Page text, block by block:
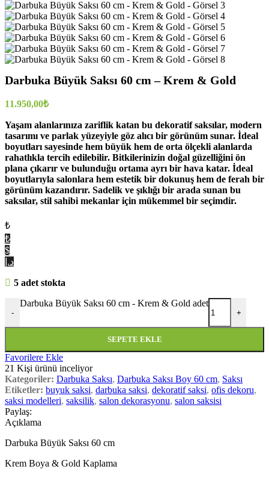
Darbuka Büyük Saksı 60 cm – Krem & Gold
11.950,00₺
Yaşam alanlarınıza zariflik katan bu dekoratif saksılar, modern
tasarımı ve parlak yüzeyiyle göz alıcı bir görünüm sunar. İdeal
boyutları sayesinde hem büyük hem de orta ölçekli alanlarda
rahatlıkla tercih edilebilir. Bitkilerinizin doğal güzelliğini ön
plana çıkarır ve bulunduğu ortama ayrı bir hava katar. İdeal
boyutlarıyla salonlara hem estetik bir dokunuş hem de ferah bir
görünüm kazandırır. Sadelik ve şıklığı bir arada sunan bu
saksılar, stil sahibi mekanlar için mükemmel bir seçimdir.
₺
₺
$
د.إ
5 adet stokta
-
Darbuka Büyük Saksı 60 cm - Krem & Gold adet
+
SEPETE EKLE
Favorilere Ekle
21 Kişi ürünü inceliyor
Kategoriler: Darbuka Saksı, Darbuka Saksı Boy 60 cm, Saksı
Etiketler: buyuk saksi, darbuka saksi, dekoratif saksi, ofis dekoru,
saksi modelleri, saksilik, salon dekorasyonu, salon saksisi
Paylaş:
Açıklama
Darbuka Büyük Saksı 60 cm
Krem Boya & Gold Kaplama